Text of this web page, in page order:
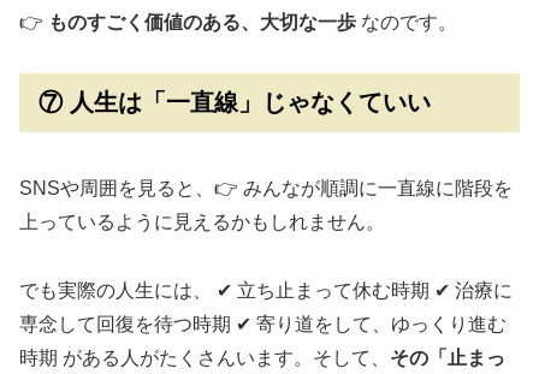
👉 ものすごく価値のある、大切な一歩 なのです。
⑦ 人生は「一直線」じゃなくていい
SNSや周囲を見ると、👉 みんなが順調に一直線に階段を
上っているように見えるかもしれません。
でも実際の人生には、 ✔ 立ち止まって休む時期 ✔ 治療に
専念して回復を待つ時期 ✔ 寄り道をして、ゆっくり進む
時期 がある人がたくさんいます。そして、 その「止まっ